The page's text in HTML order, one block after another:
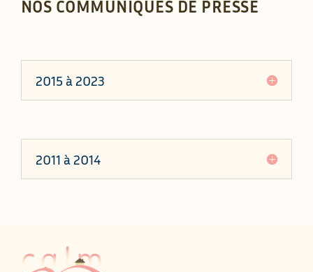
NOS COMMUNIQUÉS DE PRESSE
2015 à 2023
2011 à 2014